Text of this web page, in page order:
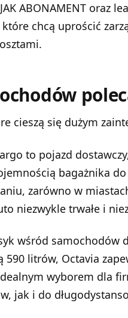
ABONAMENT oraz
chcą uprościć
cieszą się dużym
to pojazd
bagażnika
zarówno w
niezwykle trwałe i
wśród samochodów
590 litrów, Octavia
wyborem dla
jak i do